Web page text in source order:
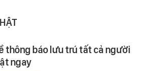
thông báo lưu trú tất cả người
ngay